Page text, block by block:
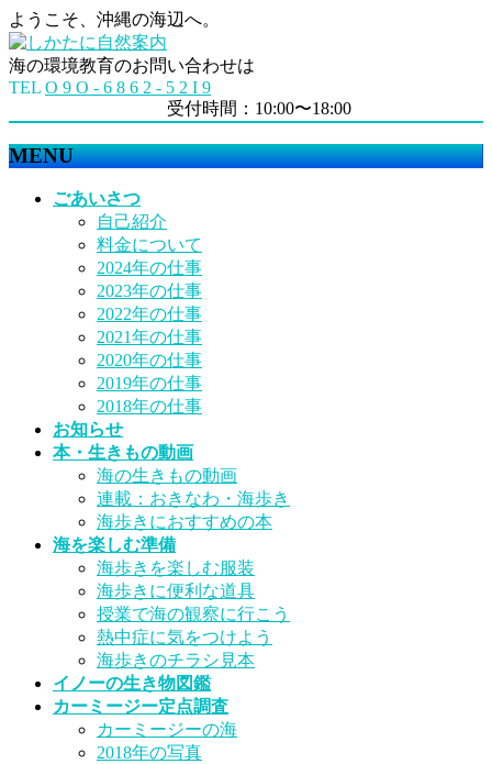
ようこそ、沖縄の海辺へ。
海の環境教育のお問い合わせは
TEL O 9 O - 6 8 6 2 - 5 2 I 9
受付時間：10:00〜18:00
MENU
ごあいさつ
自己紹介
料金について
2024年の仕事
2023年の仕事
2022年の仕事
2021年の仕事
2020年の仕事
2019年の仕事
2018年の仕事
お知らせ
本・生きもの動画
海の生きもの動画
連載：おきなわ・海歩き
海歩きにおすすめの本
海を楽しむ準備
海歩きを楽しむ服装
海歩きに便利な道具
授業で海の観察に行こう
熱中症に気をつけよう
海歩きのチラシ見本
イノーの生き物図鑑
カーミージー定点調査
カーミージーの海
2018年の写真